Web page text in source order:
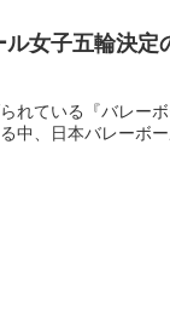
女子五輪決
れている『バレー
中、日本バレーボ